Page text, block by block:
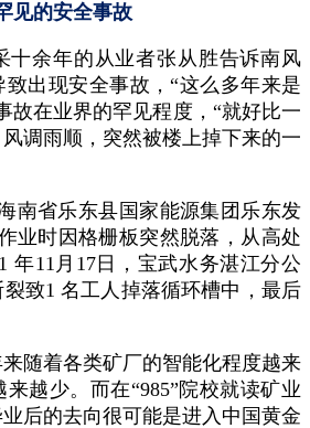
见的安全事故
十余年的从业者张从胜告诉南风
出现安全事故，“这么多年来是
故在业界的罕见程度，“就好比一
调雨顺，突然被楼上掉下来的一
南省乐东县国家能源集团乐东发
业时因格栅板突然脱落，从高处
年11月17日，宝武水务湛江分公
致1 名工人掉落循环槽中，最后
随着各类矿厂的智能化程度越来
越少。而在“985”院校就读矿业
后的去向很可能是进入中国黄金